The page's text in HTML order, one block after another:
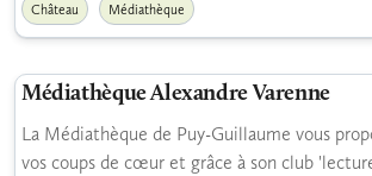
Château Médiathèque
Médiathèque Alexandre Varenne
La Médiathèque de Puy-Guillaume vous
vos coups de cœur et grâce à son club